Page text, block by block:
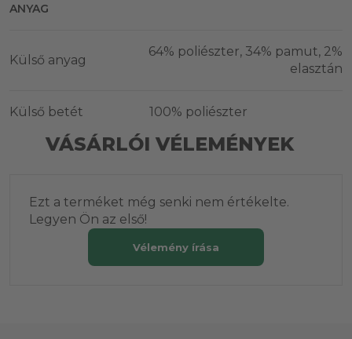
ANYAG
Külső anyag
64% poliészter, 34% pamut, 2%
elasztán
Külső betét 100% poliészter
VÁSÁRLÓI VÉLEMÉNYEK
Ezt a terméket még senki nem értékelte.
Legyen Ön az első!
Vélemény írása